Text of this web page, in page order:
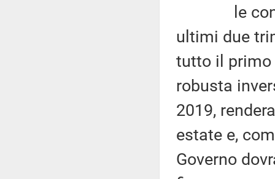
le
ultimi due
tutto il primo
robusta
2019,
estate e,
Governo